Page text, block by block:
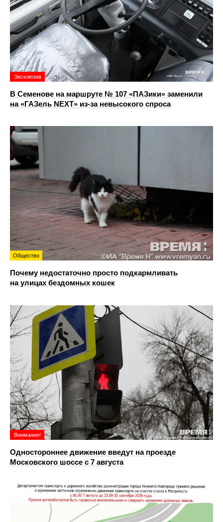
Эксклюзив
В Семенове на маршруте № 107 «ПАЗики» заменили
на «ГАЗель NEXT» из‑за невысокого спроса
Общество
Почему недостаточно просто подкармливать
на улицах бездомных кошек
Внимание!
Одностороннее движение введут на проезде
Московского шоссе с 7 августа